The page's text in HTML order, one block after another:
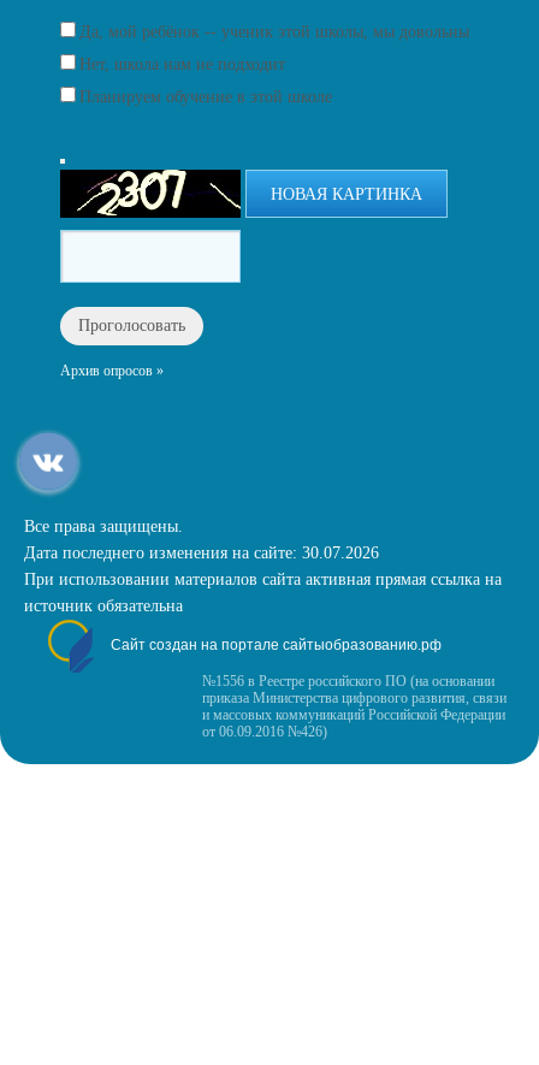
Да, мой ребёнок -- ученик этой школы, мы довольны
Нет, школа нам не подходит
Планируем обучение в этой школе
НОВАЯ КАРТИНКА
Архив опросов »
Все права защищены.
Дата последнего изменения на сайте: 30.07.2026
При использовании материалов сайта активная прямая ссылка на
источник обязательна
Сайт создан на портале сайтыобразованию.рф
№1556 в Реестре российского ПО (на основании
приказа Министерства цифрового развития, связи
и массовых коммуникаций Российской Федерации
от 06.09.2016 №426)